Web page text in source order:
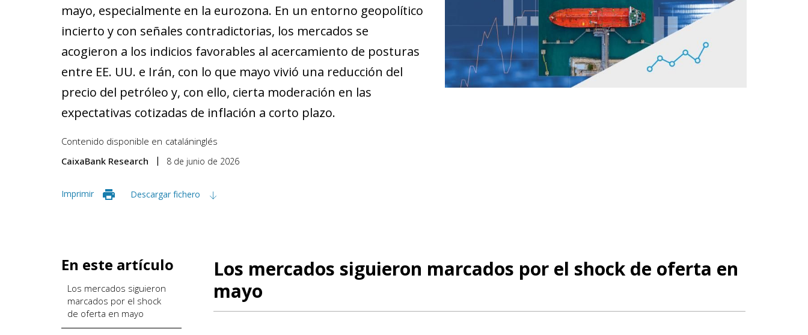
mayo, especialmente en la eurozona. En un entorno geopolítico
incierto y con señales contradictorias, los mercados se
acogieron a los indicios favorables al acercamiento de posturas
entre EE. UU. e Irán, con lo que mayo vivió una reducción del
precio del petróleo y, con ello, cierta moderación en las
expectativas cotizadas de inflación a corto plazo.
Contenido disponible en cataláninglés
CaixaBank Research
8 de junio de 2026
Imprimir Descargar fichero
En este artículo
Los mercados siguieron
marcados por el shock
de oferta en mayo
Los mercados siguieron marcados por el shock de oferta en
mayo